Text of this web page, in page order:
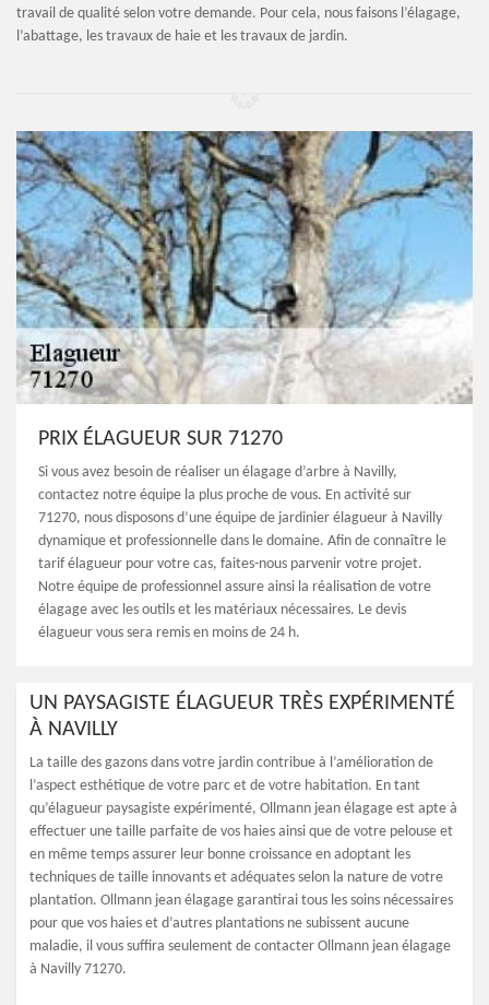
travail de qualité selon votre demande. Pour cela, nous faisons l’élagage,
l’abattage, les travaux de haie et les travaux de jardin.
PRIX ÉLAGUEUR SUR 71270
Si vous avez besoin de réaliser un élagage d’arbre à Navilly,
contactez notre équipe la plus proche de vous. En activité sur
71270, nous disposons d’une équipe de jardinier élagueur à Navilly
dynamique et professionnelle dans le domaine. Afin de connaître le
tarif élagueur pour votre cas, faites-nous parvenir votre projet.
Notre équipe de professionnel assure ainsi la réalisation de votre
élagage avec les outils et les matériaux nécessaires. Le devis
élagueur vous sera remis en moins de 24 h.
UN PAYSAGISTE ÉLAGUEUR TRÈS EXPÉRIMENTÉ
À NAVILLY
La taille des gazons dans votre jardin contribue à l’amélioration de
l’aspect esthétique de votre parc et de votre habitation. En tant
qu’élagueur paysagiste expérimenté, Ollmann jean élagage est apte à
effectuer une taille parfaite de vos haies ainsi que de votre pelouse et
en même temps assurer leur bonne croissance en adoptant les
techniques de taille innovants et adéquates selon la nature de votre
plantation. Ollmann jean élagage garantirai tous les soins nécessaires
pour que vos haies et d’autres plantations ne subissent aucune
maladie, il vous suffira seulement de contacter Ollmann jean élagage
à Navilly 71270.